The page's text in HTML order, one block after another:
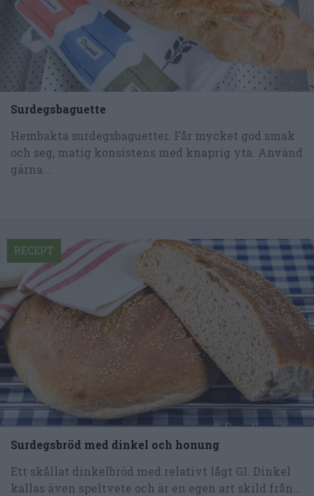
Surdegsbaguette
Hembakta surdegsbaguetter. Får mycket god smak
och seg, matig konsistens med knaprig yta. Använd
gärna...
Surdegsbröd med dinkel och honung
Ett skållat dinkelbröd med relativt lågt GI. Dinkel
kallas även speltvete och är en egen art skild från...
RECEPT